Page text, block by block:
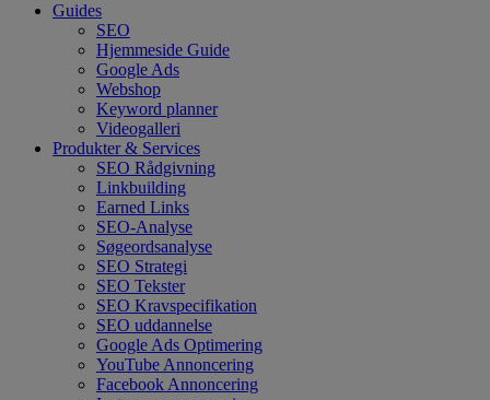
Guides
SEO
Hjemmeside Guide
Google Ads
Webshop
Keyword planner
Videogalleri
Produkter & Services
SEO Rådgivning
Linkbuilding
Earned Links
SEO-Analyse
Søgeordsanalyse
SEO Strategi
SEO Tekster
SEO Kravspecifikation
SEO uddannelse
Google Ads Optimering
YouTube Annoncering
Facebook Annoncering